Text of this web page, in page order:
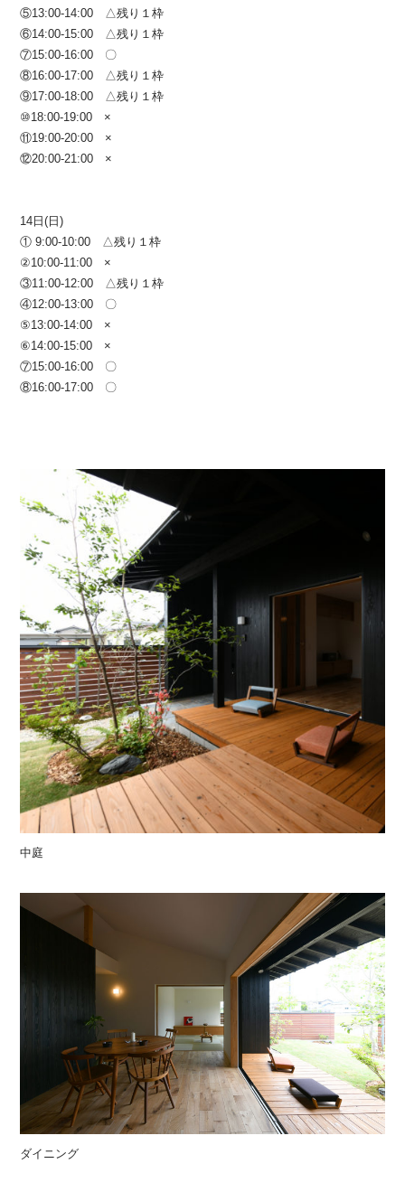
⑤13:00-14:00 △残り１枠
⑥14:00-15:00 △残り１枠
⑦15:00-16:00 〇
⑧16:00-17:00 △残り１枠
⑨17:00-18:00 △残り１枠
⑩18:00-19:00 ×
⑪19:00-20:00 ×
⑫20:00-21:00 ×
14日(日)
① 9:00-10:00 △残り１枠
②10:00-11:00 ×
③11:00-12:00 △残り１枠
④12:00-13:00 〇
⑤13:00-14:00 ×
⑥14:00-15:00 ×
⑦15:00-16:00 〇
⑧16:00-17:00 〇
中庭
ダイニング